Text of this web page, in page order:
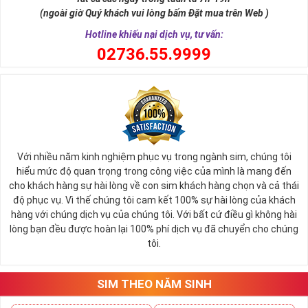
tài lộc, may mắn cho chủ sở hữu. Thật vậy, số 5 đứng giữa dãy số
tự nhiên, nó tượng trưng cho ngũ hành (Kim – Mộc – Thủy – Hỏa –
), đạo quân tử có (Nhân - Nghĩa - Lễ - Trí – Tín), trong cuộc sống
Phúc, Lộc, Thọ, Khang, Ninh). Đó là 5 yếu tố cho cuộc
sống sự hòa hợp, yên ổn, an lành. Cũng bởi vậy, các chuyên gia
được sự hòa hợp, thuận lợi, bình an trong cuộc sống, sự nghiệp để
nhanh chóng thành công, tiến tới những vị trí cao nhất.
(ngoài giờ Quý khách vui lòng bấm Đặt mua trên Web )
Hotline khiếu nại dịch vụ, tư vấn:
02736.55.9999
Với nhiều năm kinh nghiệm phục vụ trong ngành sim, chúng tôi
hiểu mức độ quan trọng trong công việc của mình là mang đến
cho khách hàng sự hài lòng về con sim khách hàng chọn và cả thái
độ phục vụ. Vì thế chúng tôi cam kết 100% sự hài lòng của khách
hàng với chúng dịch vụ của chúng tôi. Với bất cứ điều gì không hài
lòng bạn đều được hoàn lại 100% phí dịch vụ đã chuyển cho chúng
tôi.
SIM THEO NĂM SINH